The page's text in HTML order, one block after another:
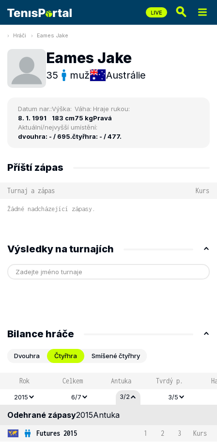
Hráči Eames Jake
Eames Jake
35 muž Austrálie
Datum nar.:
8. 1. 1991
Výška:
183 cm
Váha:
75 kg
Hraje rukou:
Pravá
Aktuální/nejvyšší umístění:
dvouhra: - / 695.čtyřhra: - / 477.
Příští zápas
Turnaj a zápas Kurs
Žádné nadcházející zápasy.
Výsledky na turnajích
Bilance hráče
Dvouhra Čtyřhra Smíšené čtyřhry
Rok Celkem Antuka Tvrdý p.
2015 6/7 3/2 3/5
Odehrané zápasy2015Antuka
Futures 2015 1 2 3
Kurs